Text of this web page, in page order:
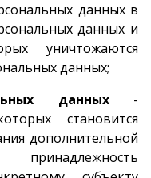
данных в
данных и
уничтожаются
данных;
данных-
становится
дополнительной